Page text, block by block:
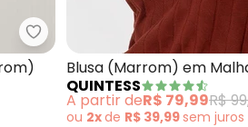
Lunender - Blusa em Tecido
Blusa (Marrom) em
QUINTESS
A partir deR$ 79,99R$
ou 2xde R$ 39,99sem juros